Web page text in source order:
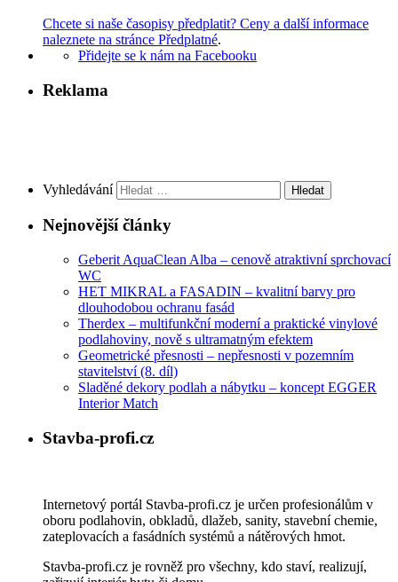
Chcete si naše časopisy předplatit? Ceny a další informace
naleznete na stránce Předplatné.
Přidejte se k nám na Facebooku
Reklama
Vyhledávání
Nejnovější články
Geberit AquaClean Alba – cenově atraktivní sprchovací
WC
HET MIKRAL a FASADIN – kvalitní barvy pro
dlouhodobou ochranu fasád
Therdex – multifunkční moderní a praktické vinylové
podlahoviny, nově s ultramatným efektem
Geometrické přesnosti – nepřesnosti v pozemním
stavitelství (8. díl)
Sladěné dekory podlah a nábytku – koncept EGGER
Interior Match
Stavba-profi.cz
Internetový portál Stavba-profi.cz je určen profesionálům v
oboru podlahovin, obkladů, dlažeb, sanity, stavební chemie,
zateplovacích a fasádních systémů a nátěrových hmot.
Stavba-profi.cz je rovněž pro všechny, kdo staví, realizují,